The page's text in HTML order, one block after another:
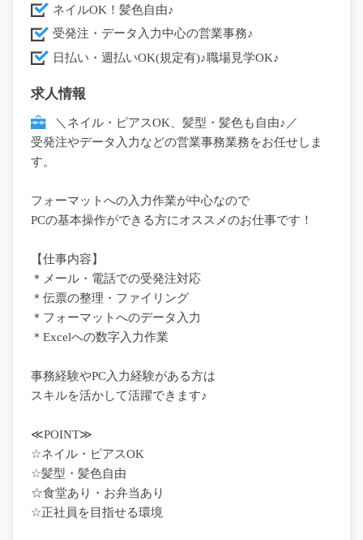
ネイルOK！髪色自由♪
受発注・データ入力中心の営業事務♪
日払い・週払いOK(規定有)♪職場見学OK♪
求人情報
＼ネイル・ピアスOK、髪型・髪色も自由♪／
受発注やデータ入力などの営業事務業務をお任せしま
す。
フォーマットへの入力作業が中心なので
PCの基本操作ができる方にオススメのお仕事です！
【仕事内容】
＊メール・電話での受発注対応
＊伝票の整理・ファイリング
＊フォーマットへのデータ入力
＊Excelへの数字入力作業
事務経験やPC入力経験がある方は
スキルを活かして活躍できます♪
≪POINT≫
☆ネイル・ピアスOK
☆髪型・髪色自由
☆食堂あり・お弁当あり
☆正社員を目指せる環境